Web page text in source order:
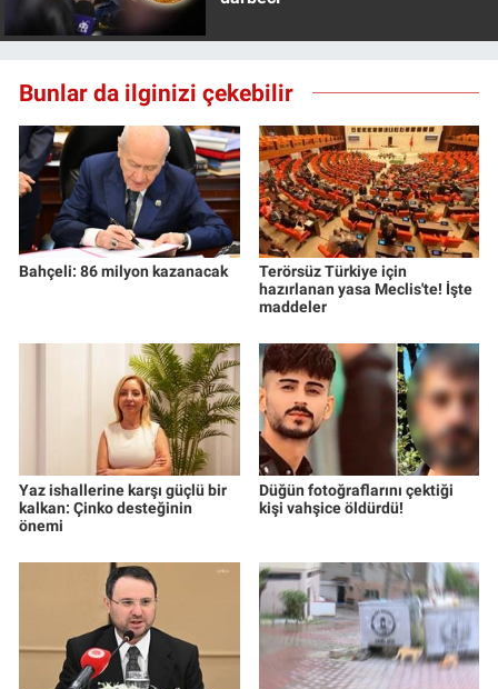
Bunlar da ilginizi çekebilir
Bahçeli: 86 milyon kazanacak
Terörsüz Türkiye için
hazırlanan yasa Meclis'te! İşte
maddeler
Yaz ishallerine karşı güçlü bir
kalkan: Çinko desteğinin
önemi
Düğün fotoğraflarını çektiği
kişi vahşice öldürdü!